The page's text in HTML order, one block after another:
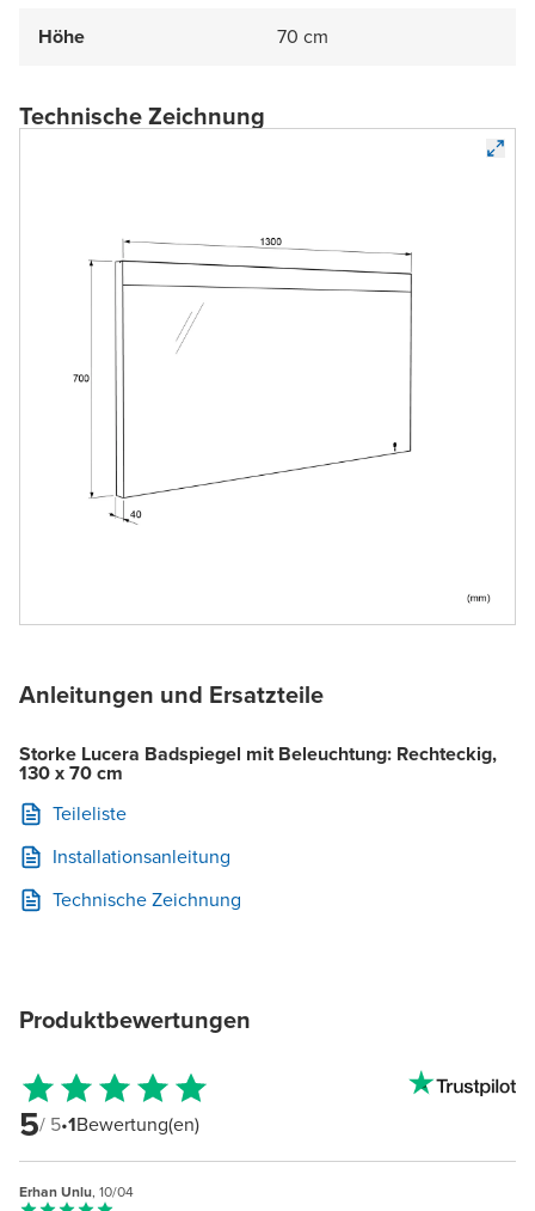
Höhe 70 cm
Technische Zeichnung
Anleitungen und Ersatzteile
Storke Lucera Badspiegel mit Beleuchtung: Rechteckig,
130 x 70 cm
Teileliste
Installationsanleitung
Technische Zeichnung
Produktbewertungen
5/ 5•1Bewertung(en)
Erhan Unlu, 10/04